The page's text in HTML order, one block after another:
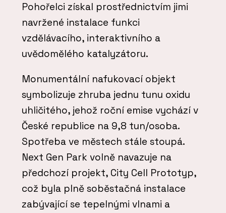
Pohořelci získal prostřednictvím jimi
navržené instalace funkci
vzdělávacího, interaktivního a
uvědomělého katalyzátoru.
Monumentální nafukovací objekt
symbolizuje zhruba jednu tunu oxidu
uhličitého, jehož roční emise vychází v
České republice na 9,8 tun/osoba.
Spotřeba ve městech stále stoupá.
Next Gen Park volně navazuje na
předchozí projekt, City Cell Prototyp,
což byla plně soběstačná instalace
zabývající se tepelnými vlnami a